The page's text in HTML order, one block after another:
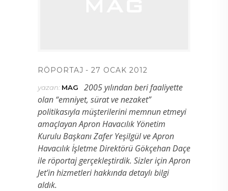
RÖPORTAJ 27 OCAK 2012
yazan: MAG
2005 yılından beri faaliyette
olan “emniyet, sürat ve nezaket”
politikasıyla müşterilerini memnun etmeyi
amaçlayan Apron Havacılık Yönetim
Kurulu BaşkanıZafer Yeşilgül ve Apron
Havacılık İşletme Direktörü Gökçehan Daçe
ile röportaj gerçekleştirdik. Sizler için Apron
Jet’in hizmetleri hakkında detaylı bilgi
aldık.